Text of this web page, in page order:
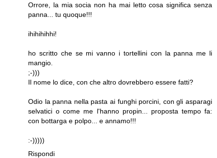
Orrore, la mia socia non ha mai letto cosa significa senza
panna... tu quoque!!!
ihihihihhi!
ho scritto che se mi vanno i tortellini con la panna me li
mangio.
;-)))
Il nome lo dice, con che altro dovrebbero essere fatti?
Odio la panna nella pasta ai funghi porcini, con gli asparagi
selvatici o come me l'hanno propin... proposta tempo fa:
con bottarga e polpo... e annamo!!!
:-)))))
Rispondi